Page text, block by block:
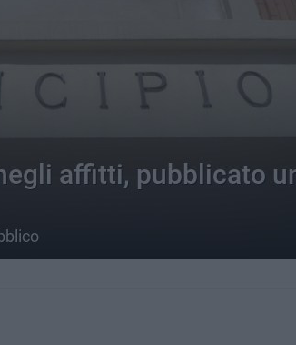
affitti, pubblicato